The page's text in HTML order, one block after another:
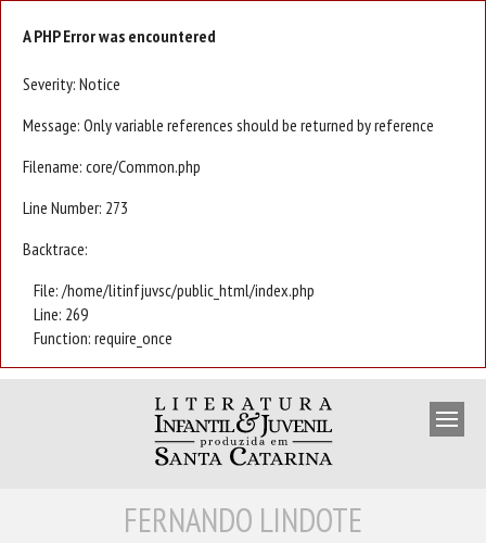
A PHP Error was encountered
Severity: Notice
Message: Only variable references should be returned by reference
Filename: core/Common.php
Line Number: 273
Backtrace:
File: /home/litinfjuvsc/public_html/index.php
Line: 269
Function: require_once
ESCRITORES
FERNANDO LINDOTE